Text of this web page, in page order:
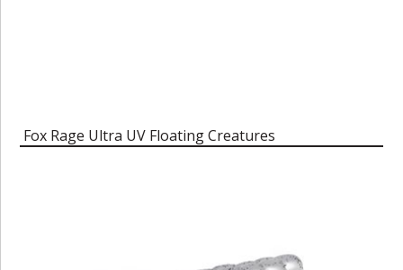
Fox Rage Ultra UV Floating Creatures